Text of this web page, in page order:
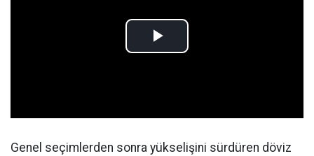
Genel seçimlerden sonra yükselişini sürdüren döviz